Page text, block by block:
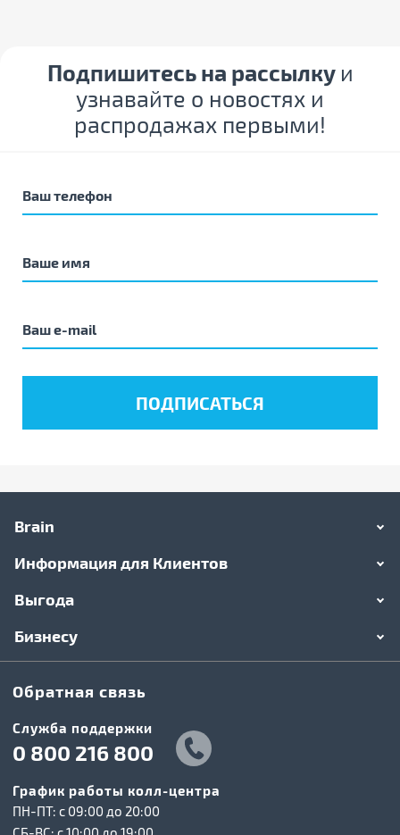
Подпишитесь на рассылку и
узнавайте о новостях и
распродажах первыми!
Brain
Информация для Клиентов
Выгода
Бизнесу
Обратная связь
Служба поддержки
0 800 216 800
График работы колл-центра
ПН-ПТ: c 09:00 до 20:00